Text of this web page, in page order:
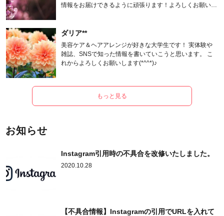
情報をお届けできるように頑張ります！よろしくお願いし
ダリア**
美容ケア＆ヘアアレンジが好きな大学生です！ 実体験や
雑誌、SNSで知った情報を書いていこうと思います。 こ
れからよろしくお願いします(*^^*)♪
もっと見る
お知らせ
Instagram引用時の不具合を改修いたしました。
2020.10.28
【不具合情報】Instagramの引用でURLを入れて